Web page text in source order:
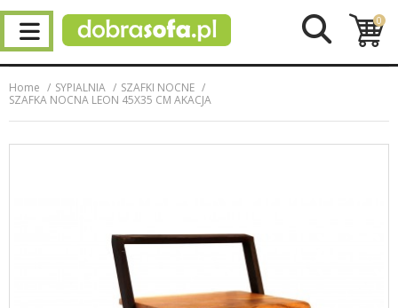
0
Home SYPIALNIA
SZAFKI NOCNE
SZAFKA NOCNA LEON 45X35 CM AKACJA